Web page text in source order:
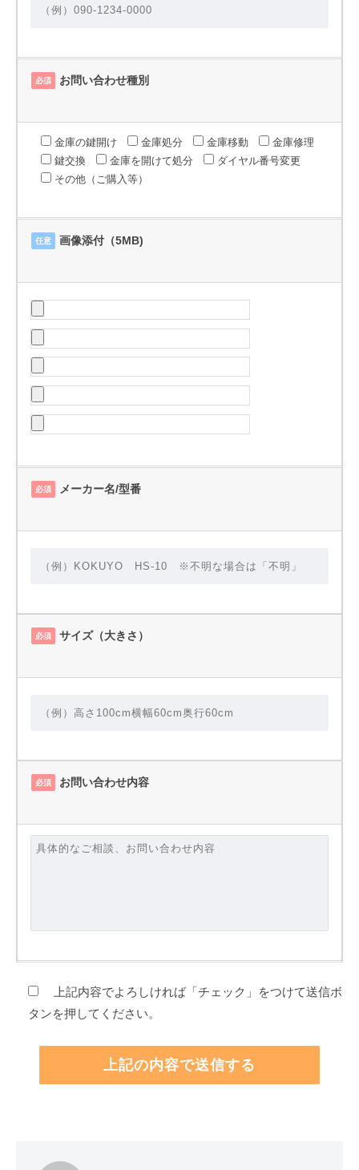
必須 お問い合わせ種別
金庫の鍵開け 金庫処分 金庫移動
金庫修理
鍵交換
金庫を開けて処分
ダイヤル番号変更
その他（ご購入等）
任意 画像添付（5MB)
必須 メーカー名/型番
必須 サイズ（大きさ）
必須 お問い合わせ内容
上記内容でよろしければ「チェック」をつけて送信ボ
タンを押してください。